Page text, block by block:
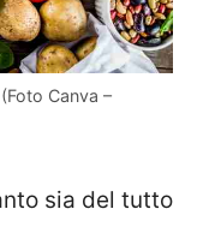
Canva –
sia del tutto